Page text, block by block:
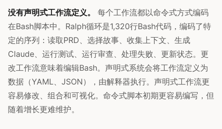
没有声明式工作流定义。
每个工作流都以命令式方式编码
在Bash脚本中。Ralph循环是1,320行Bash代码，编码了特
定的序列：读取PRD、选择故事、收集上下文、生成
Claude、运行测试、运行审查、处理失败、更新状态。更
改工作流意味着编辑Bash。声明式系统会将工作流定义为
数据（YAML、JSON），由解释器执行。声明式工作流更
容易修改、组合和可视化。命令式脚本初期更容易编写，但
随着增长更难维护。